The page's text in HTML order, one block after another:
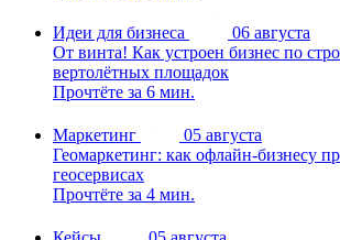
Идеи для бизнеса
06 августа
От винта! Как устроен бизнес по
вертолётных площадок
Прочтёте за 6 мин.
Маркетинг
05 августа
Геомаркетинг: как офлайн-бизнесу
геосервисах
Прочтёте за 4 мин.